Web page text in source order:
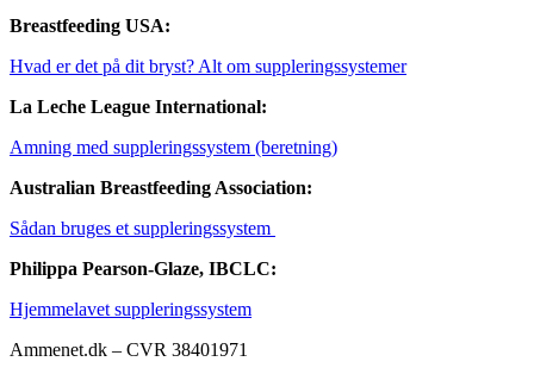
Breastfeeding USA:
Hvad er det på dit bryst? Alt om suppleringssystemer
La Leche League International:
Amning med suppleringssystem (beretning)
Australian Breastfeeding Association:
Sådan bruges et suppleringssystem
Philippa Pearson-Glaze, IBCLC:
Hjemmelavet suppleringssystem
Ammenet.dk – CVR 38401971